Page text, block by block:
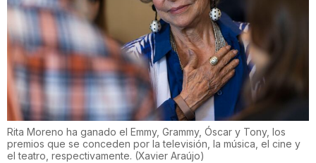
Rita Moreno ha ganado el Emmy, Grammy, Óscar y Tony, los
premios que se conceden por la televisión, la música, el cine y
el teatro, respectivamente. (Xavier Araújo)